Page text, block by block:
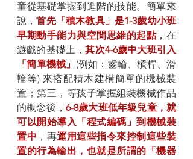
童從基礎掌握到進階的技能。簡單來
說，首先「積木教具」是1-3歲幼小班
早期動手能力與空間思維的起點，在
遊戲的基礎上，其次4-6歲中大班引入
「簡單機械」 (例如：齒輪、槓桿、滑
輪等) 來搭配積木建構簡單的機械裝
置；第三，等孩子掌握組裝機械作品
的概念後， 6-8歲大班低年級兒童，就
可以開始導入「程式編碼」到機械裝
置中 ，再運用這些指令來控制這些裝
置的行為輸出，也就是所謂的「機器